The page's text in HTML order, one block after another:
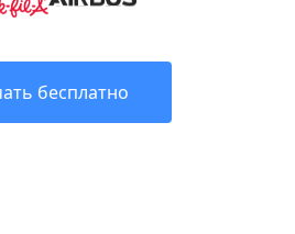
бесплатно